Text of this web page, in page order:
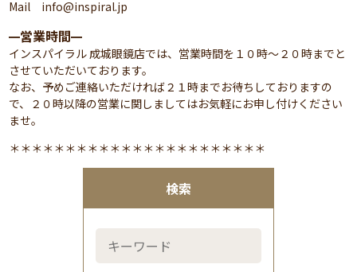
検索
Mail info@inspiral.jp
━営業時間━
インスパイラル 成城眼鏡店では、営業時間を１０時～２０時までと
させていただいております。
なお、予めご連絡いただければ２１時までお待ちしておりますの
で、２０時以降の営業に関しましてはお気軽にお申し付けください
ませ。
＊＊＊＊＊＊＊＊＊＊＊＊＊＊＊＊＊＊＊＊＊＊＊